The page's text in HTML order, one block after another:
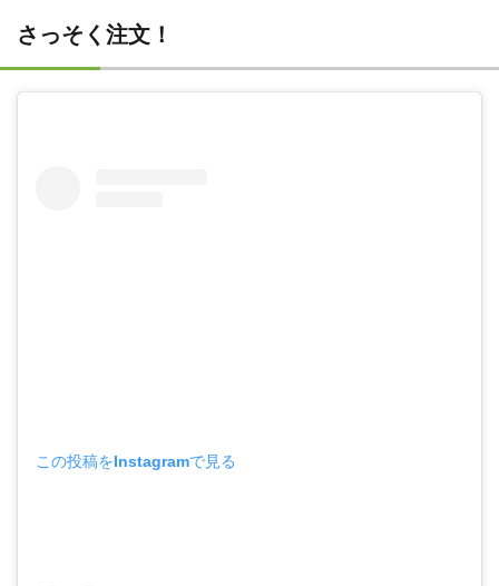
さっそく注文！
この投稿をInstagramで見る